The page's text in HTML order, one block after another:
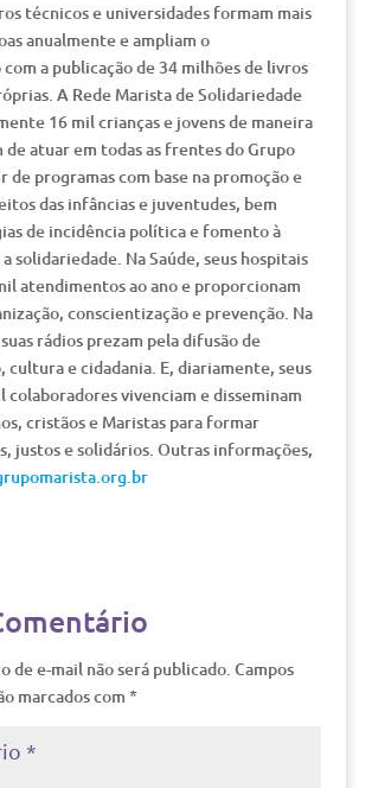
técnicos e universidades formam mais
anualmente e ampliam o
a publicação de 34 milhões de livros
A Rede Marista de Solidariedade
16 mil crianças e jovens de maneira
atuar em todas as frentes do Grupo
de programas com base na promoção e
das infâncias e juventudes, bem
de incidência política e fomento à
solidariedade. Na Saúde, seus hospitais
atendimentos ao ano e proporcionam
conscientização e prevenção. Na
rádios prezam pela difusão de
cultura e cidadania. E, diariamente, seus
colaboradores vivenciam e disseminam
cristãos e Maristas para formar
justos e solidários. Outras informações,
de e-mail não será publicado. Campos
marcados com *